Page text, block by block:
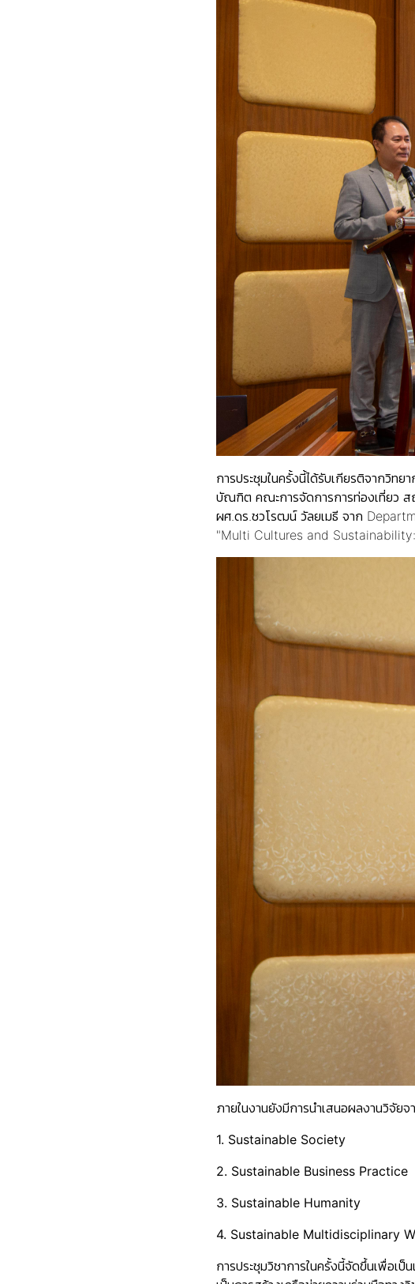
การประชุมในครั้งนี้ได้รับเกียรติจากวิท
บัณฑิต คณะการจัดการการท่องเที่ยว
ผศ.ดร.ชวโรฒน์ วัลยเมธี จาก
"Multi Cultures and
ภายในงานยังมีการนำเสนอผลงานวิจัย
1. Sustainable Society
2. Sustainable Business Practice
3. Sustainable Humanity
4. Sustainable Multidisciplinary
การประชุมวิชาการในครั้งนี้จัดขึ้นเพื่อเ